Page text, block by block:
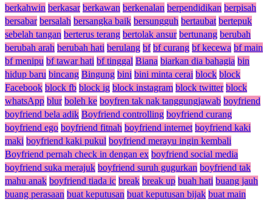
berkahwin berkasar berkawan berkenalan berpendidikan berpisah
bersabar bersalah bersangka baik bersungguh bertaubat bertepuk
sebelah tangan berterus terang bertolak ansur bertunang berubah
berubah arah berubah hati berulang bf bf curang bf kecewa bf main
bf menipu bf tawar hati bf tinggal Biana biarkan dia bahagia bin
hidup baru bincang Bingung bini bini minta cerai block block
Facebook block fb block ig block instagram block twitter block
whatsApp blur boleh ke boyfren tak nak tanggungjawab boyfriend
boyfriend bela adik Boyfriend controlling boyfriend curang
boyfriend ego boyfriend fitnah boyfriend internet boyfriend kaki
maki boyfriend kaki pukul boyfriend merayu ingin kembali
Boyfriend pernah check in dengan ex boyfriend social media
boyfriend suka merajuk boyfriend suruh gugurkan boyfriend tak
mahu anak boyfriend tiada ic break break up buah hati buang jauh
buang perasaan buat keputusan buat keputusan bijak buat main